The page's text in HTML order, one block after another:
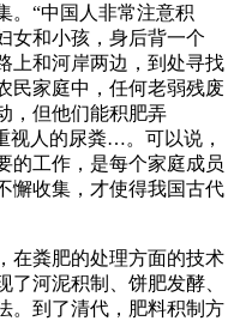
。“中国人非常注意积
女和小孩，身后背一个
上和河岸两边，到处寻找
民家庭中，任何老弱残废
，但他们能积肥弄
视人的尿粪…。可以说，
的工作，是每个家庭成员
懈收集，才使得我国古代
粪肥的处理方面的技术
河泥积制、饼肥发酵、
。到了清代，肥料积制方